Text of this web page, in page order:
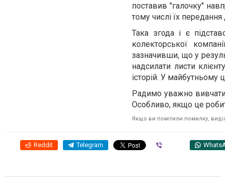
поставив "галочку"
тому числі їх
Така згода і є
колекторської
зазначивши, що у
надсилати листи
історій. У майбутньому
Радимо уважно
Особливо, якщо це
Якщо ви помітили помилку,
Reddit Telegram